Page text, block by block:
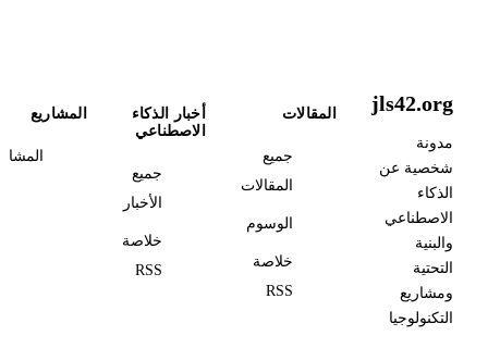
jls42.org
مدونة
شخصية عن
الذكاء
الاصطناعي
والبنية
التحتية
ومشاريع
التكنولوجيا
المقالات
جميع
المقالات
الوسوم
خلاصة
RSS
أخبار الذكاء
الاصطناعي
جميع
الأخبار
خلاصة
RSS
المشاريع